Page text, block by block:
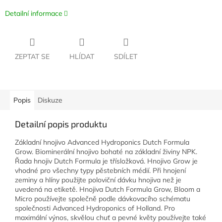
Detailní informace
ZEPTAT SE HLÍDAT SDÍLET
Popis Diskuze
Detailní popis produktu
Základní hnojivo Advanced Hydroponics Dutch Formula
Grow. Biominerální hnojivo bohaté na základní živiny NPK.
Řada hnojiv Dutch Formula je třísložková. Hnojivo Grow je
vhodné pro všechny typy pěstebních médií. Při hnojení
zeminy a hlíny použijte poloviční dávku hnojiva než je
uvedená na etiketě. Hnojiva Dutch Formula Grow, Bloom a
Micro používejte společně podle dávkovacího schématu
společnosti Advanced Hydroponics of Holland. Pro
maximální výnos, skvělou chuť a pevné květy používejte také